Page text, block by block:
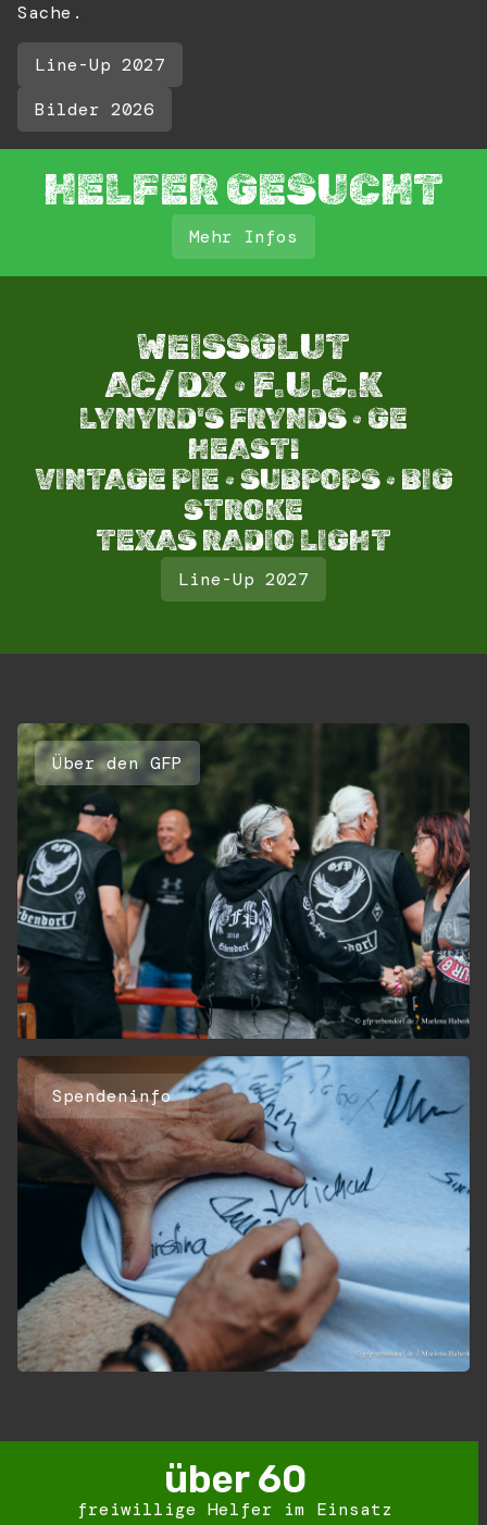
Sache.
Line-Up 2027
Bilder 2026
HELFER GESUCHT
Mehr Infos
WEISSGLUT
AC/DX · F.U.C.K
LYNYRD'S FRYNDS · GE
HEAST!
VINTAGE PIE · SUBPOPS · BIG
STROKE​
TEXAS RADIO LIGHT​
Line-Up 2027
Über den GFP
Spendeninfo
freiwillige Helfer im Einsatz
über 60